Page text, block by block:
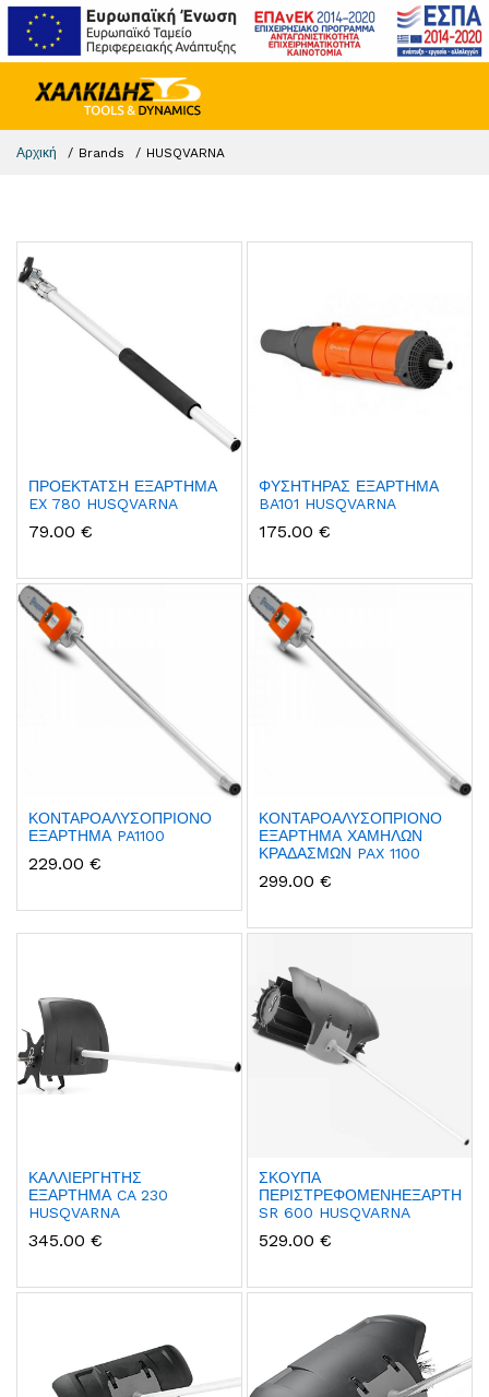
Αρχική Brands HUSQVARNA
ΠΡΟΕΚΤΑΤΣΗ ΕΞΑΡΤΗΜΑ
EX 780 HUSQVARNA
79.00 €
ΦΥΣΗΤΗΡΑΣ ΕΞΑΡΤΗΜΑ
BA101 HUSQVARNA
175.00 €
ΚΟΝΤΑΡΟΑΛΥΣΟΠΡΙΟΝΟ
ΕΞΑΡΤΗΜΑ PA1100
229.00 €
ΚΟΝΤΑΡΟΑΛΥΣΟΠΡΙΟΝΟ
ΕΞΑΡΤΗΜΑ ΧΑΜΗΛΩΝ
ΚΡΑΔΑΣΜΩΝ PAX 1100
299.00 €
ΚΑΛΛΙΕΡΓΗΤΗΣ
ΕΞΑΡΤΗΜΑ CA 230
HUSQVARNA
345.00 €
ΣΚΟΥΠΑ
ΠΕΡΙΣΤΡΕΦΟΜΕΝΗΕΞΑΡΤΗΜΑ
SR 600 HUSQVARNA
529.00 €